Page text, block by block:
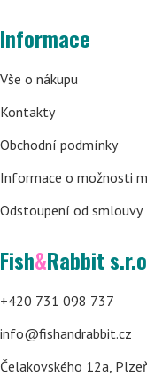
Informace
Vše o nákupu
Kontakty
Obchodní podmínky
Informace o možnosti
Odstoupení od smlouvy
Fish&Rabbit
+420 731 098 737
info@fishandrabbit.cz
Čelakovského 12a,